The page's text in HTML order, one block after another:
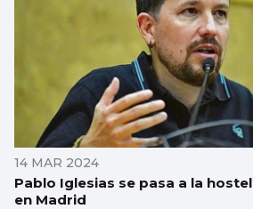
14 MAR 2024
Pablo Iglesias se pasa a la
en Madrid